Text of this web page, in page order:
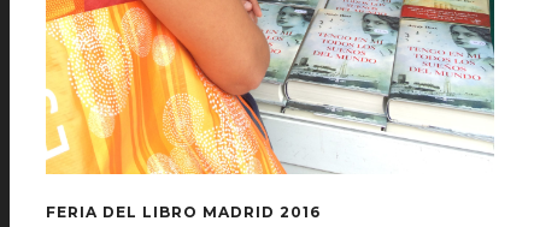
FERIA DEL LIBRO MADRID 2016